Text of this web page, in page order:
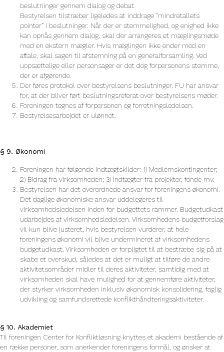
beslutninger gennem dialog og debat.
Bestyrelsen tilstræber ligeledes at inddrage ”mindretallets
pointer” i beslutninger. Når der er stemmelighed, og enighed ikke
kan opnås gennem dialog, skal der arrangeres et mæglingsmøde
med en ekstern mægler. Hvis mæglingen ikke ender med en
aftale, skal sagen til afstemning på en generalforsamling. Ved
uopsættelige eller personsager er det dog forpersonens stemme,
der er afgørende.
Der føres protokol over bestyrelsens beslutninger. FU har ansvar
for, at der bliver ført beslutningsreferat over bestyrelsens møder.
Foreningen tegnes af forpersonen og forretningsledelsen.
Bestyrelsesarbejdet er ulønnet.
§ 9. Økonomi
Foreningen har følgende indtægtskilder: 1) Medlemskontingenter;
2) Bidrag fra virksomheden; 3) Indtægter fra projekter, fonde mv.
Bestyrelsen har det overordnede ansvar for foreningens økonomi.
Det daglige økonomiske ansvar uddelegeres til
virksomhedsledelsen inden for budgettets rammer. Budgetudkast
udarbejdes af virksomhedsledelsen. Virksomhedens budgetforslag
vil kun blive justeret, hvis bestyrelsen vurderer, at hele
foreningens økonomi vil blive undermineret af virksomhedens
budgetudkast. Virksomheden er forpligtet til at bestræbe sig på at
skabe et overskud, således at det er muligt at tilføre de andre
aktivitetsområder midler til deres aktiviteter, samtidig med at
virksomheden skal have mulighed for at gennemføre aktiviteter,
der styrker virksomheden inklusiv økonomisk konsolidering, faglig
udvikling og samfundsrettede konflikthåndteringsaktiviteter.
§ 10. Akademiet
Til foreningen Center for Konfliktløsning knyttes et akademi bestående af
en række personer, som anerkender foreningens formål, og ønsker at